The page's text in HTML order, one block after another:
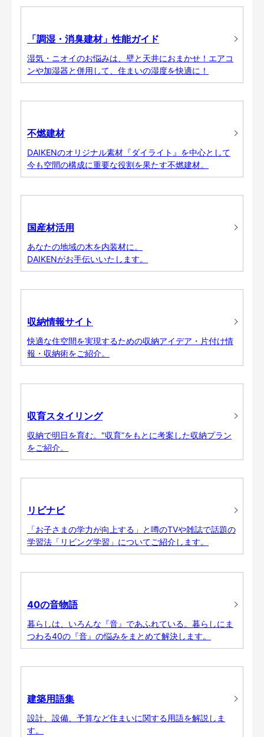
「調湿・消臭建材」性能ガイド
湿気・ニオイのお悩みは、壁と天井におまかせ！エアコ
ンや加湿器と併用して、住まいの湿度を快適に！
不燃建材
DAIKENのオリジナル素材『ダイライト』を中心として
今も空間の構成に重要な役割を果たす不燃建材。
国産材活用
あなたの地域の木を内装材に。
DAIKENがお手伝いいたします。
収納情報サイト
快適な住空間を実現するための収納アイデア・片付け情
報・収納術をご紹介。
収育スタイリング
収納で明日を育む。"収育”をもとに考案した収納プラン
をご紹介。
リビナビ
「お子さまの学力が向上する」と噂のTVや雑誌で話題の
学習法「リビング学習」についてご紹介します。
40の音物語
暮らしは、いろんな『音』であふれている。暮らしにま
つわる40の『音』の悩みをまとめて解決します。
建築用語集
設計、設備、予算など住まいに関する用語を解説しま
す。